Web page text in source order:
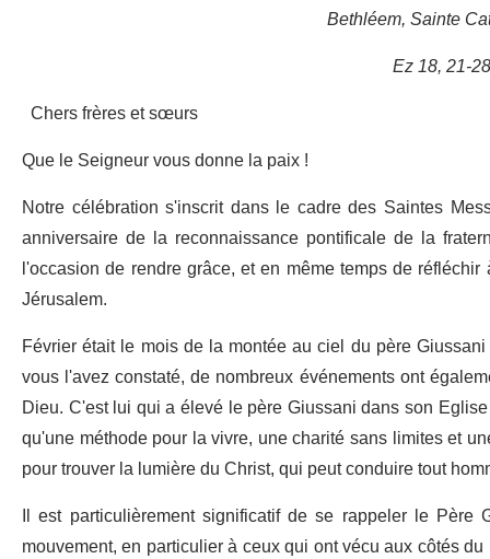
Bethléem, Sainte
Ez 18, 21-
Chers frères et sœurs
Que le Seigneur vous donne la paix !
Notre célébration s'inscrit dans le cadre des Saintes
anniversaire de la reconnaissance pontificale de la
l'occasion de rendre grâce, et en même temps de
Jérusalem.
Février était le mois de la montée au ciel du père
vous l'avez constaté, de nombreux événements ont
Dieu. C'est lui qui a élevé le père Giussani dans son
qu'une méthode pour la vivre, une charité sans limites et
pour trouver la lumière du Christ, qui peut conduire tout
Il est particulièrement significatif de se rappeler le
mouvement, en particulier à ceux qui ont vécu aux côtés